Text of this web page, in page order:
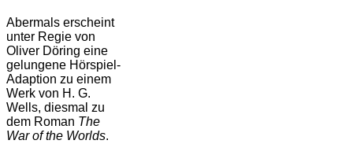
Abermals erscheint
unter Regie von
Oliver Döring eine
gelungene Hörspiel-
Adaption zu einem
Werk von H. G.
Wells, diesmal zu
dem Roman The
War of the Worlds.